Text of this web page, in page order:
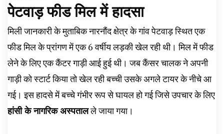
पेटवाड़ फीड मिल में हादसा
मिली जानकारी के मुताबिक नारनौंद क्षेत्र के गांव पेटवाड़ स्थित एक
फीड मिल के प्रांगण में एक 6 वर्षीय लड़की खेल रही थी। मिल में फीड
लेने के लिए एक कैंटर गाड़ी आई हुई थी। जब कैंसर चालक ने अपनी
गाड़ी को स्टार्ट किया तो खेल रही बच्ची उसके अगले टायर के नीचे आ
गई। इस हादसे में बच्चे गंभीर रूप से घायल हो गई जिसे उपचार के लिए
हांसी के नागरिक अस्पतालले जाया गया।